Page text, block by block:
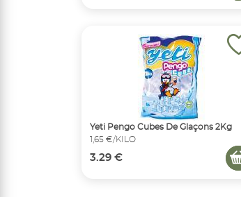
Yeti Pengo Cubes De Glaçons 2Kg
1,65 €/KILO
3.29 €